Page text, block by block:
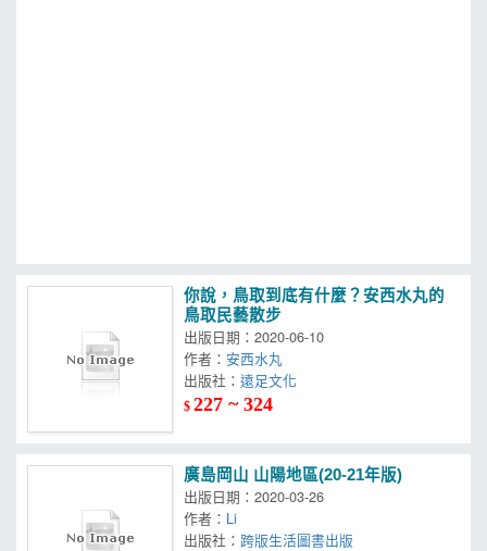
你說，鳥取到底有什麼？安西水丸的
鳥取民藝散步
出版日期：2020-06-10
作者：安西水丸
出版社：
$227 ~ 324
廣島岡山 山陽地區(20-21年版)
出版日期：2020-03-26
作者： Li
出版社：